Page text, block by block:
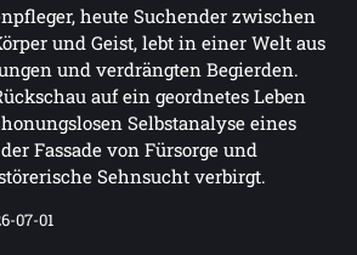
heute Suchender zwischen
und Geist, lebt in einer Welt aus
und verdrängten Begierden.
auf ein geordnetes Leben
Selbstanalyse eines
Fassade von Fürsorge und
Sehnsucht verbirgt.
07-01